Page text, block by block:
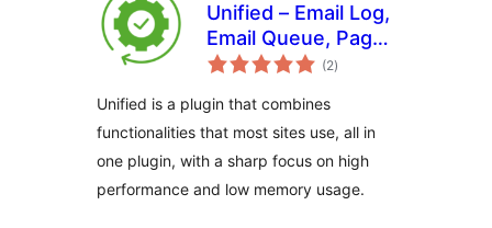
Unified – Email Log,
Email Queue, Page
cache and more
(2total
aprecieri
)
Unified is a plugin that combines
functionalities that most sites use, all in
one plugin, with a sharp focus on high
performance and low memory usage.